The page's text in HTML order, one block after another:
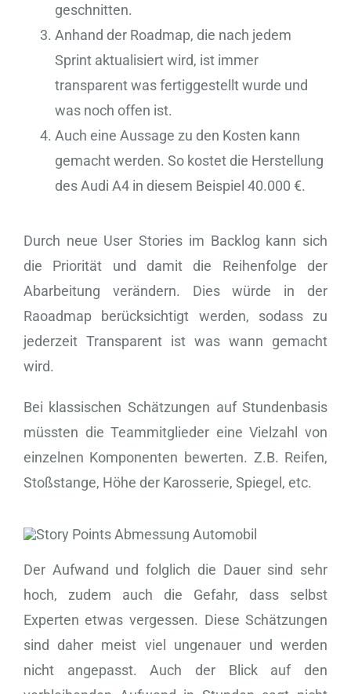
geschnitten.
Anhand der Roadmap, die nach jedem
Sprint aktualisiert wird, ist immer
transparent was fertiggestellt wurde und
was noch offen ist.
Auch eine Aussage zu den Kosten kann
gemacht werden. So kostet die Herstellung
des Audi A4 in diesem Beispiel 40.000 €.
Durch neue User Stories im Backlog kann sich
die Priorität und damit die Reihenfolge der
Abarbeitung verändern. Dies würde in der
Raoadmap berücksichtigt werden, sodass zu
jederzeit Transparent ist was wann gemacht
wird.
Bei klassischen Schätzungen auf Stundenbasis
müssten die Teammitglieder eine Vielzahl von
einzelnen Komponenten bewerten. Z.B. Reifen,
Stoßstange, Höhe der Karosserie, Spiegel, etc.
Der Aufwand und folglich die Dauer sind sehr
hoch, zudem auch die Gefahr, dass selbst
Experten etwas vergessen. Diese Schätzungen
sind daher meist viel ungenauer und werden
nicht angepasst. Auch der Blick auf den